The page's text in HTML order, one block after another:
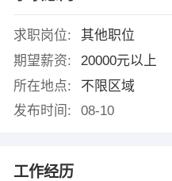
求职岗位:
其他职位
期望薪资:
20000元以上
所在地点:
不限区域
发布时间:
08-10
工作经历